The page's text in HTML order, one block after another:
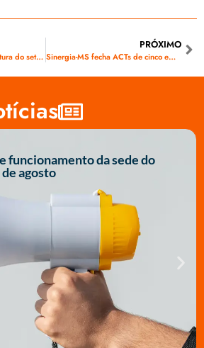
Diretores analisam conjuntura do setor elétrico e definem ações da próxima campanha salarial da Energisa-MS
PRÓXIMO
Sinergia-MS fecha ACTs de cinco empresas do interior
funcionamento da sede do
agosto